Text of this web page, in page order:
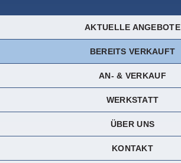
AKTUELLE ANGEBOTE
BEREITS VERKAUFT
AN- & VERKAUF
WERKSTATT
ÜBER UNS
KONTAKT